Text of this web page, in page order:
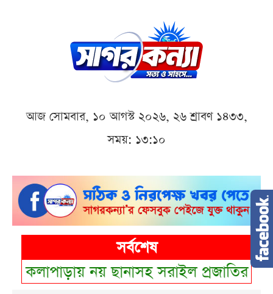
আজ সোমবার, ১০ আগস্ট ২০২৬, ২৬ শ্রাবণ ১৪৩৩,
সময়: ১৩:১০
সর্বশেষ
কলাপাড়ায় নয় ছানাসহ সরাইল প্রজাতির মা